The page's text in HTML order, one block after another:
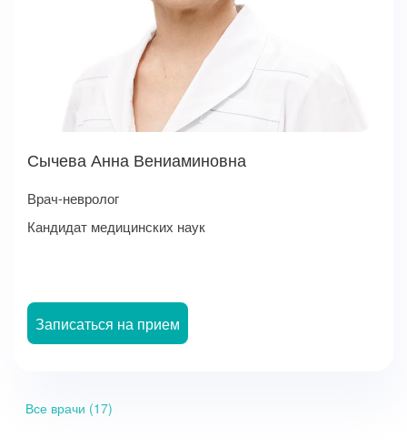
Сычева Анна Вениаминовна
Врач-невролог
Кандидат медицинских наук
Записаться на прием
Все врачи (17)